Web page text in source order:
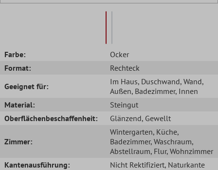
Farbe:
Ocker
Format:
Rechteck
Geeignet für:
Im Haus, Duschwand, Wand,
Außen, Badezimmer, Innen
Material:
Steingut
Oberflächenbeschaffenheit:
Glänzend, Gewellt
Zimmer:
Wintergarten, Küche,
Badezimmer, Waschraum,
Abstellraum, Flur, Wohnzimmer
Kantenausführung:
Nicht Rektifiziert, Naturkante